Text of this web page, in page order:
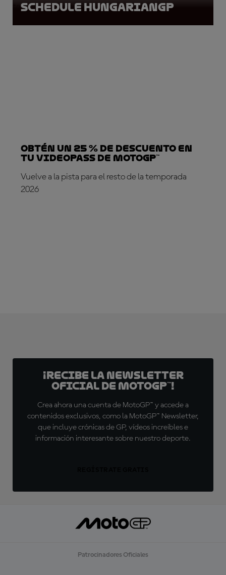
tres primeros clasificados.
Schedule HungarianGP
Obtén un 25 % de descuento en
tu VideoPass de MotoGP™
Vuelve a la pista para el resto de la temporada
2026
¡Recibe la Newsletter
oficial de MotoGP™!
Crea ahora una cuenta de MotoGP™ y accede a
contenidos exclusivos, como la MotoGP™ Newsletter,
que incluye crónicas de GP, vídeos increíbles e
información interesante sobre nuestro deporte.
Patrocinadores Oficiales